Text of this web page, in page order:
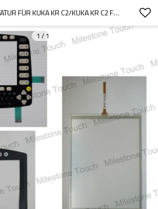
FOLIENTASTATUR FÜR KUKA KR C2/KUKA KR C2 FOLIENTASTATUR
1 / 1